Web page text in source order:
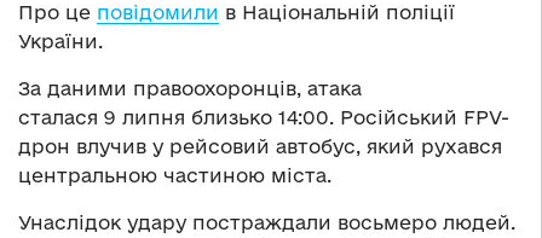
Про це повідомили в Національній поліції
України.
За даними правоохоронців, атака
сталася 9 липня близько 14:00. Російський FPV-
дрон влучив у рейсовий автобус, який рухався
центральною частиною міста.
Унаслідок удару постраждали восьмеро людей.